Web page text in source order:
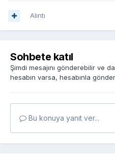
Alıntı
Sohbete katıl
Şimdi mesajını gönderebilir ve
hesabın varsa, hesabınla
Bu konuya yanıt ver...